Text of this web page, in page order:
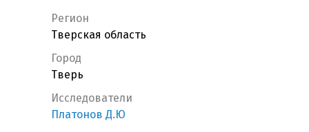
Регион
Тверская область
Город
Тверь
Исследователи
Платонов Д.Ю